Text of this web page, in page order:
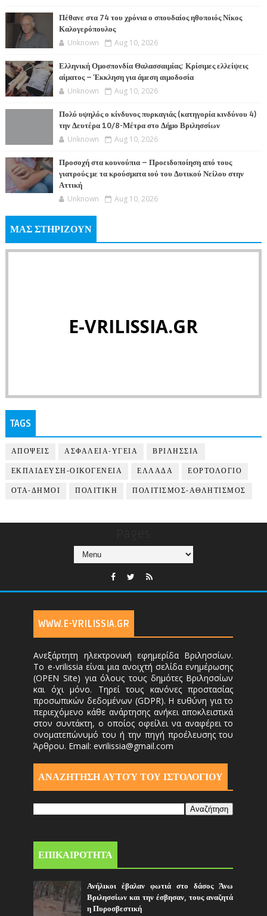
Πέθανε στα 74 του χρόνια ο σπουδαίος ηθοποιός Νίκος
Καλογερόπουλος
Unknown Aug 10, 2026
Ελληνική Ομοσπονδία Θαλασσαιμίας: Κρίσιμες ελλείψεις
αίματος – Έκκληση για άμεση αιμοδοσία
Unknown Aug 10, 2026
Πολύ υψηλός ο κίνδυνος πυρκαγιάς (κατηγορία κινδύνου 4)
την Δευτέρα 10/8-Μέτρα στο Δήμο Βριλησσίων
Unknown Aug 10, 2026
Προσοχή στα κουνούπια – Προειδοποίηση από τους
γιατρούς με τα κρούσματα ιού του Δυτικού Νείλου στην
Αττική
Unknown Aug 10, 2026
ΜΑΣ ΣΤΗΡΙΖΟΥΝ
E-VRILISSIA.GR
TAGS
ΑΠΟΨΕΙΣ ΑΣΦΑΛΕΙΑ-ΥΓΕΙΑ ΒΡΙΛΗΣΣΙΑ
ΕΚΠΑΙΔΕΥΣΗ-ΟΙΚΟΓΕΝΕΙΑ ΕΛΛΑΔΑ ΕΟΡΤΟΛΟΓΙΟ
ΟΤΑ-ΔΗΜΟΙ ΠΟΛΙΤΙΚΗ ΠΟΛΙΤΙΣΜΟΣ-ΑΘΛΗΤΙΣΜΟΣ
WWW.E-VRILISSIA.GR
Ανεξάρτητη ηλεκτρονική εφημερίδα Βριλησσίων.
Το e-vrilissia είναι μια ανοιχτή σελίδα ενημέρωσης
(OPEN Site) για όλους τους δημότες Βριλησσίων
και όχι μόνο. Τηρεί τους κανόνες προστασίας
προσωπικών δεδομένων (GDPR). Η ευθύνη για το
περιεχόμενο κάθε ανάρτησης ανήκει αποκλειστικά
στον συντάκτη, ο οποίος οφείλει να αναφέρει το
ονοματεπώνυμό του ή την πηγή προέλευσης του
Άρθρου. Email: evrilissia@gmail.com
ΑΝΑΖΗΤΗΣΗ ΑΥΤΟΎ ΤΟΥ ΙΣΤΟΛΟΓΙΟΥ
ΕΠΙΚΑΙΡΟΤΗΤΑ
Ανήλικοι έβαλαν φωτιά στο δάσος Άνω
Βριλησσίων και την έσβησαν, τους αναζητά
η Πυροσβεστική